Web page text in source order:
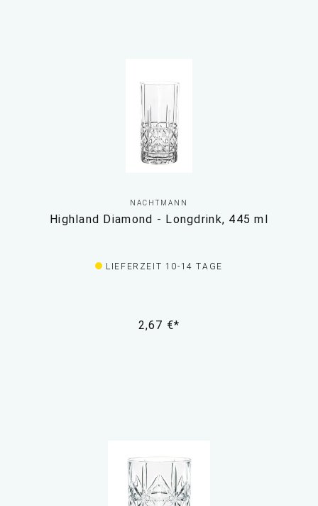
NACHTMANN
Highland Diamond - Longdrink, 445 ml
LIEFERZEIT 10-14 TAGE
2,67 €*